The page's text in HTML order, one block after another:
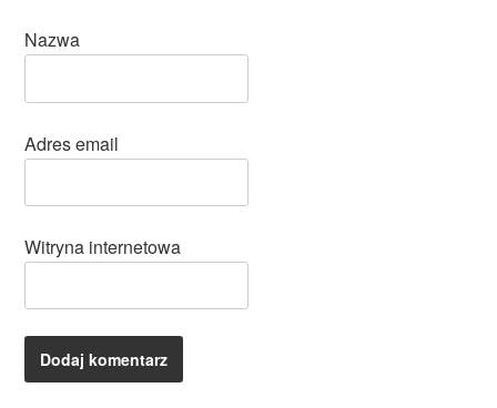
Nazwa
Adres email
Witryna internetowa